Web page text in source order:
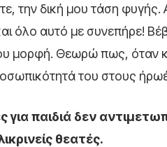
την δική μου τάση
όλο αυτό με συνεπήρε!
μορφή. Θεωρώ πως, όταν
του στους
για παιδιά δεν
θεατές.